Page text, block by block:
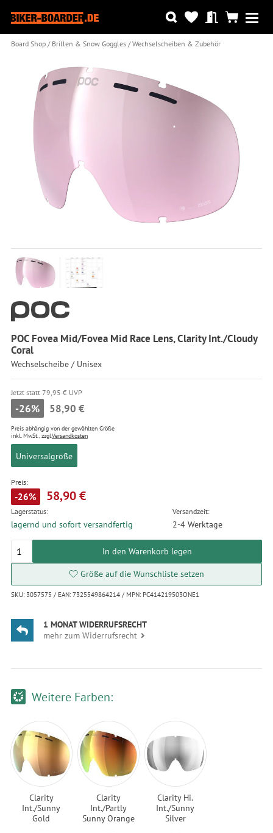
Board Shop Brillen & Snow Goggles Wechselscheiben & Zubehör
POC Fovea Mid/Fovea Mid Race Lens, Clarity Int./Cloudy
Coral
Wechselscheibe / Unisex
Jetzt statt 79,95 € UVP
-26% 58,90 €
Preis abhängig von der gewählten Größe
inkl. MwSt., zzgl.Versandkosten
Universalgröße
Preis:
-26% 58,90 €
Lagerstatus:
lagernd und sofort versandfertig
Versandzeit:
2-4 Werktage
In den Warenkorb legen
Größe auf die Wunschliste setzen
SKU: 3057575 / EAN: 7325549864214 / MPN: PC414219503ONE1
1 MONAT WIDERRUFSRECHT
mehr zum Widerrufsrecht
Weitere Farben:
Clarity
Int./Sunny
Gold
Clarity
Int./Partly
Sunny Orange
Clarity Hi.
Int./Sunny
Silver